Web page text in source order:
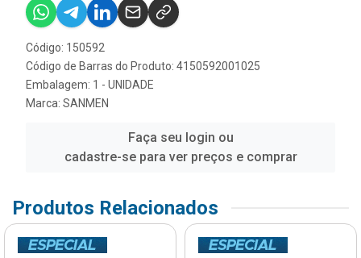
Código: 150592
Código de Barras do Produto: 4150592001025
Embalagem: 1 - UNIDADE
Marca: SANMEN
Faça seu login ou
cadastre-se para ver preços e comprar
Produtos Relacionados